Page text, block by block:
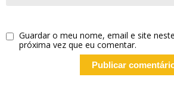
Guardar o meu nome, email e site
próxima vez que eu comentar.